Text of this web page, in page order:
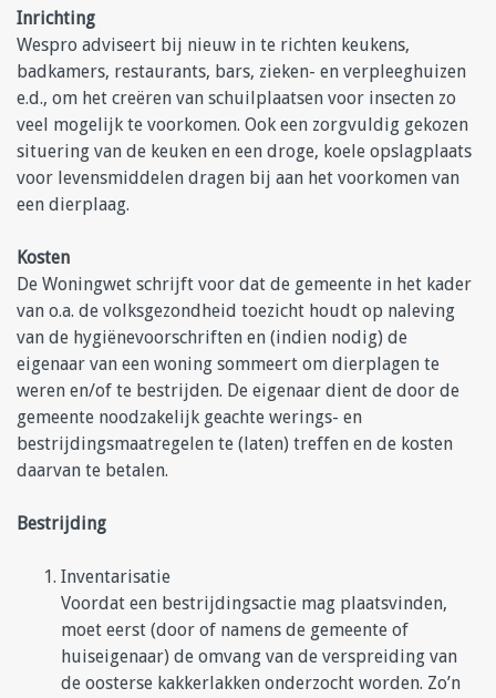
Inrichting
Wespro adviseert bij nieuw in te richten keukens,
badkamers, restaurants, bars, zieken- en verpleeghuizen
e.d., om het creëren van schuilplaatsen voor insecten zo
veel mogelijk te voorkomen. Ook een zorgvuldig gekozen
situering van de keuken en een droge, koele opslagplaats
voor levensmiddelen dragen bij aan het voorkomen van
een dierplaag.
Kosten
De Woningwet schrijft voor dat de gemeente in het kader
van o.a. de volksgezondheid toezicht houdt op naleving
van de hygiënevoorschriften en (indien nodig) de
eigenaar van een woning sommeert om dierplagen te
weren en/of te bestrijden. De eigenaar dient de door de
gemeente noodzakelijk geachte werings- en
bestrijdingsmaatregelen te (laten) treffen en de kosten
daarvan te betalen.
Bestrijding
Inventarisatie
Voordat een bestrijdingsactie mag plaatsvinden,
moet eerst (door of namens de gemeente of
huiseigenaar) de omvang van de verspreiding van
de oosterse kakkerlakken onderzocht worden. Zo’n